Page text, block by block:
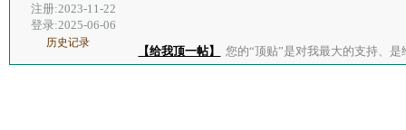
注册:2023-11-22
登录:2025-06-06
历史记录
【给我顶一帖】 您的“顶贴”是对我最大的支持、